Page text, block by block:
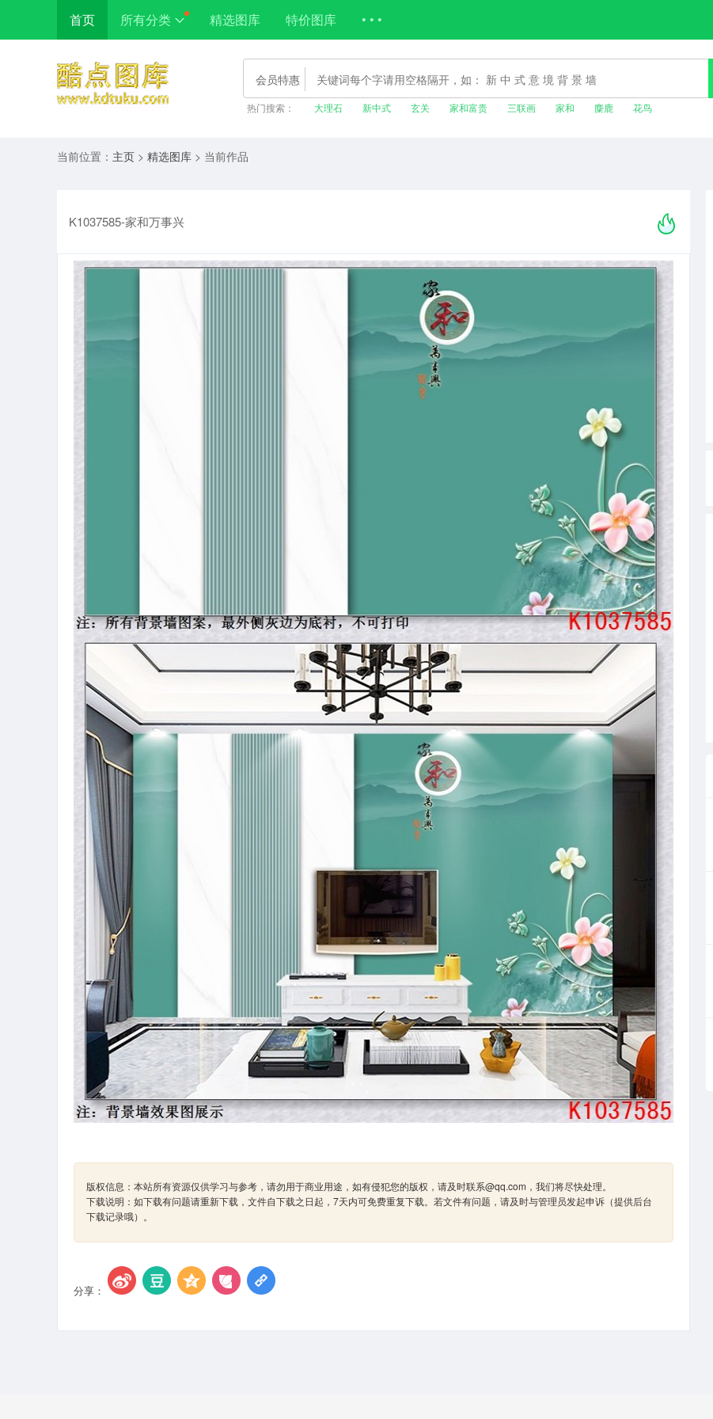
首页 所有分类 精选图库 特价图库 • • •
会员特惠
热门搜索： 大理石 新中式 玄关 家和富贵 三联画 家和 麋鹿 花鸟
当前位置： 主页 > 精选图库 > 当前作品
K1037585-家和万事兴
版权信息：本站所有资源仅供学习与参考，请勿用于商业用途，如有侵犯您的版权，请及时联系@qq.com，我们将尽快处理。
下载说明：如下载有问题请重新下载，文件自下载之日起，7天内可免费重复下载。若文件有问题，请及时与管理员发起申诉（提供后台
下载记录哦）。
分享：